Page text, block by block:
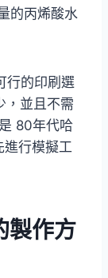
的丙烯酸水
行的印刷選
，並且不需
80年代哈
行模擬工
製作方